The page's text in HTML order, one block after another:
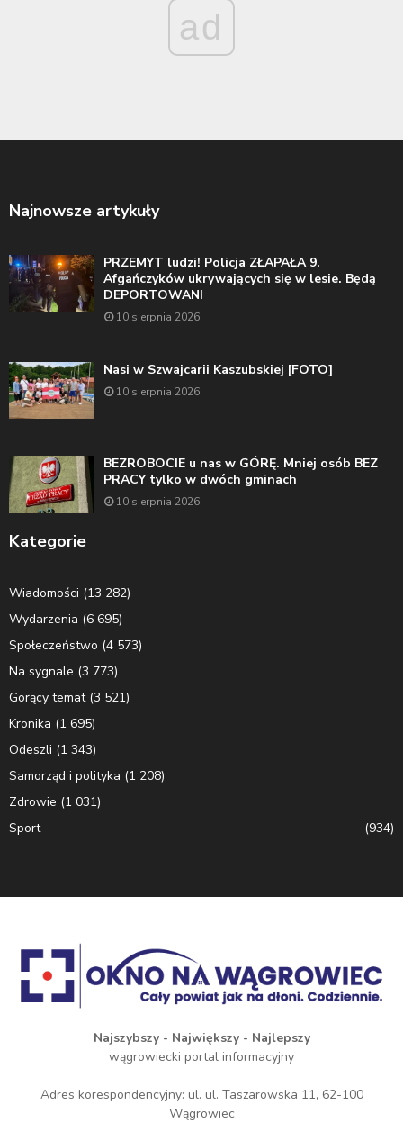
ad
Najnowsze artykuły
PRZEMYT ludzi! Policja ZŁAPAŁA 9.
Afgańczyków ukrywających się w lesie. Będą
DEPORTOWANI
10 sierpnia 2026
Nasi w Szwajcarii Kaszubskiej [FOTO]
10 sierpnia 2026
BEZROBOCIE u nas w GÓRĘ. Mniej osób BEZ
PRACY tylko w dwóch gminach
10 sierpnia 2026
Kategorie
Wiadomości (13 282)
Wydarzenia (6 695)
Społeczeństwo (4 573)
Na sygnale (3 773)
Gorący temat(3 521)
Kronika (1 695)
Odeszli (1 343)
Samorząd i polityka (1 208)
Zdrowie (1 031)
Sport
(934)
Najszybszy - Największy - Najlepszy
wągrowiecki portal informacyjny
Adres korespondencyjny: ul. ul. Taszarowska 11, 62-100
Wągrowiec